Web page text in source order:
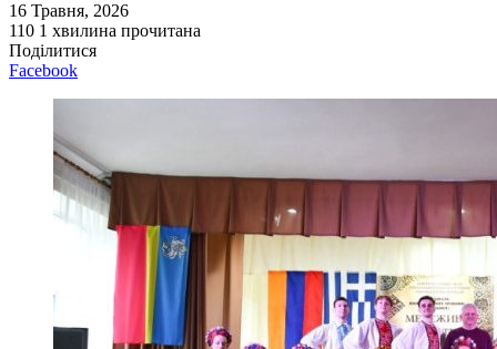
16 Травня, 2026
110 1 хвилина прочитана
Поділитися
Facebook